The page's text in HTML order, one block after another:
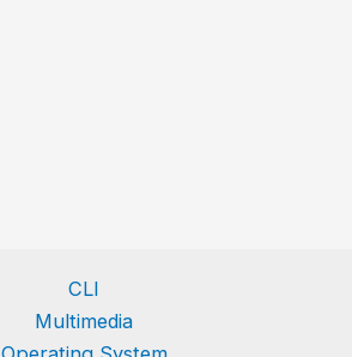
CLI
Multimedia